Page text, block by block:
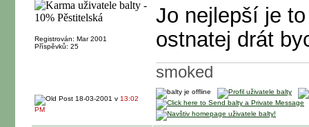
Registrován: Mar 2001
Příspěvků: 25
Jo nejlepší je
ostnatej drát
smoked
18-03-2001 v 13:02
PM